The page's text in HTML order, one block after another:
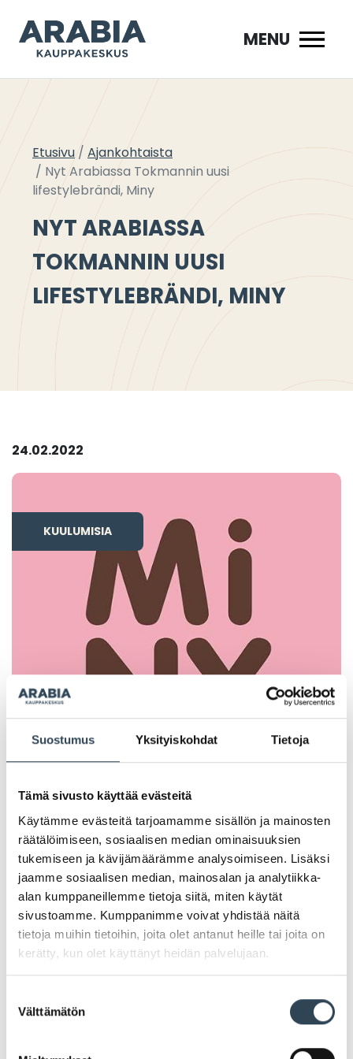
Suostumus Yksityiskohdat Tietoja
Tämä sivusto käyttää evästeitä
Käytämme evästeitä tarjoamamme sisällön ja mainosten
räätälöimiseen, sosiaalisen median ominaisuuksien
tukemiseen ja kävijämäärämme analysoimiseen. Lisäksi
jaamme sosiaalisen median, mainosalan ja analytiikka-
alan kumppaneillemme tietoja siitä, miten käytät
sivustoamme. Kumppanimme voivat yhdistää näitä
tietoja muihin tietoihin, joita olet antanut heille tai joita on
kerätty, kun olet käyttänyt heidän palvelujaan.
valinta
Välttämätön
sisältöön
MENU
Etusivu
Ajankohtaista
Nyt Arabiassa Tokmannin uusi
lifestylebrändi, Miny
NYT ARABIASSA
TOKMANNIN UUSI
LIFESTYLEBRÄNDI, MINY
24.02.2022
KUULUMISIA
Nyt Arabiassa Tokmannin uusi
lifestylebrändi, Miny
Kauppakeskus Arabian uusittu Tokmanni tuo
mukanaan uuden lifestylebrändi Minyn!
Miny sisältää yli tuhat erilaista Miny- tuotetta. Miny
Kauppakeskus Arabian Tokmanni on yksi viidestä
nopean asiointikokemuksen takaamiseksi Minyn